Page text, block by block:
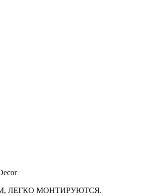
ЛЕГКО МОНТИРУЮТСЯ.